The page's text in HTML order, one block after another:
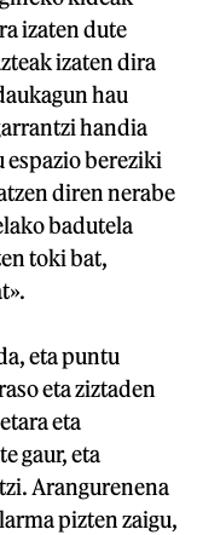
izaten dute
izaten dira
hau
handia
bereziki
diren nerabe
badutela
toki bat,
eta puntu
eta ziztaden
eta
gaur, eta
Arangurenena
pizten zaigu,